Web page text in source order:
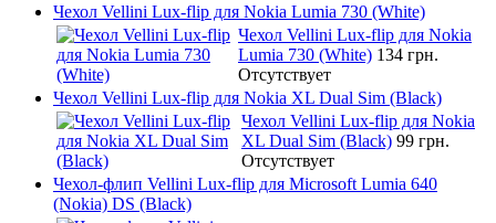
Чехол Vellini Lux-flip для Nokia Lumia 730 (White)
Чехол Vellini Lux-flip для Nokia
Lumia 730 (White) 134 грн.
Отсутствует
Чехол Vellini Lux-flip для Nokia XL Dual Sim (Black)
Чехол Vellini Lux-flip для Nokia
XL Dual Sim (Black) 99 грн.
Отсутствует
Чехол-флип Vellini Lux-flip для Microsoft Lumia 640
(Nokia) DS (Black)